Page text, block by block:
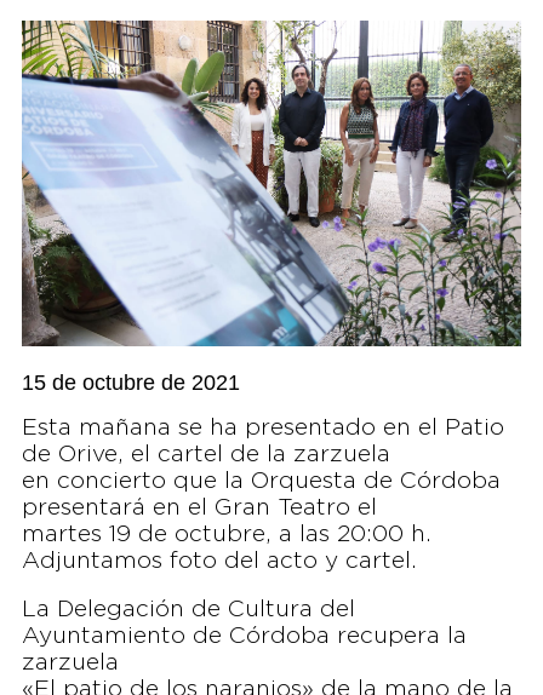
15 de octubre de 2021
Esta mañana se ha presentado en el Patio
de Orive, el cartel de la zarzuela
en concierto que la Orquesta de Córdoba
presentará en el Gran Teatro el
martes 19 de octubre, a las 20:00 h.
Adjuntamos foto del acto y cartel.
La Delegación de Cultura del
Ayuntamiento de Córdoba recupera la
zarzuela
«El patio de los naranjos» de la mano de la